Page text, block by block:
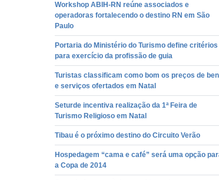
Workshop ABIH-RN reúne associados e
operadoras fortalecendo o destino RN em São
Paulo
Portaria do Ministério do Turismo define critérios
para exercício da profissão de guia
Turistas classificam como bom os preços de
e serviços ofertados em Natal
Seturde incentiva realização da 1ª Feira de
Turismo Religioso em Natal
Tibau é o próximo destino do Circuito Verão
Hospedagem “cama e café” será uma opção
a Copa de 2014